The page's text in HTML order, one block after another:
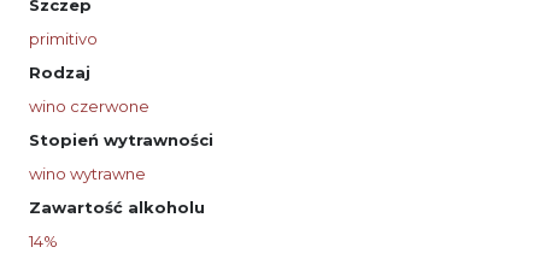
Szczep
primitivo
Rodzaj
wino czerwone
Stopień wytrawności
wino wytrawne
Zawartość alkoholu
14%